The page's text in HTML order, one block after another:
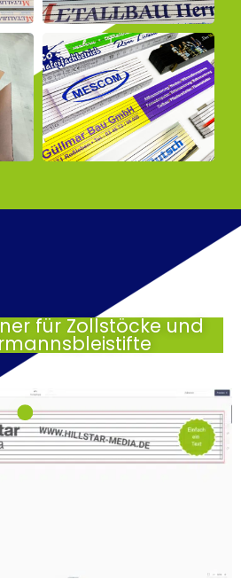
für Zollstöcke und